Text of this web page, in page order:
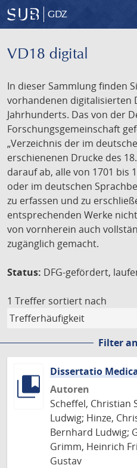
GDZ
VD18 digital
In dieser Sammlung finden
vorhandenen digitalisierten
Jahrhunderts. Das von der
Forschungsgemeinschaft
„Verzeichnis der im
erschienenen Drucke des
darauf ab, alle von 1701 bis
oder im deutschen
zu erfassen und zu
entsprechenden Werke
von vornherein auch
zugänglich gemacht.
Status: DFG-gefördert,
1 Treffer sortiert nach
Filter
Dissertatio
Autoren
Scheffel, Christian
Ludwig; Hinze,
Bernhard Ludwig;
Grimm, Heinrich
Gustav